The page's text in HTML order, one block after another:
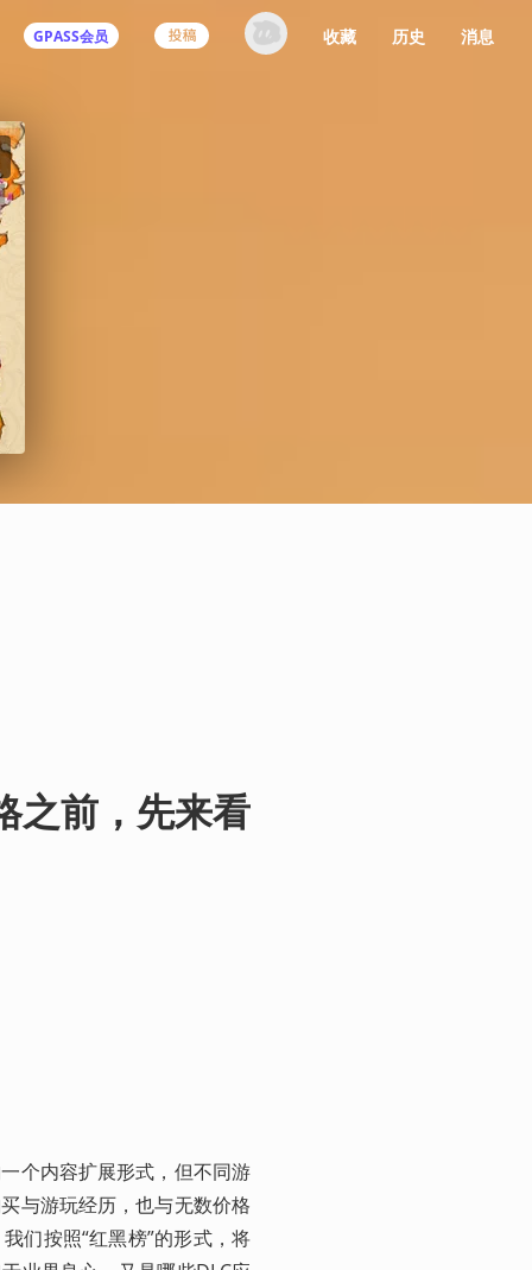
GPASS会员 收藏 历史 消息
之前，先来看
个内容扩展形式，但不同游
与游玩经历，也与无数价格
们按照“红黑榜”的形式，将